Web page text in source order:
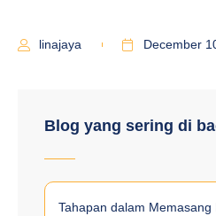
linajaya December
Blog yang sering di
Tahapan dalam Memasang